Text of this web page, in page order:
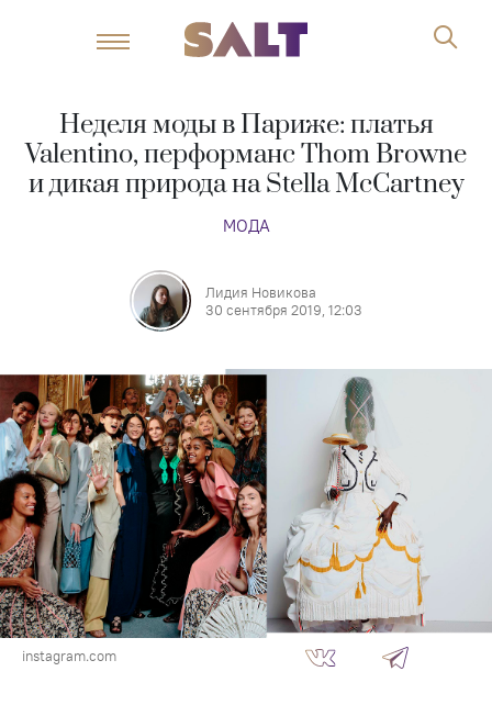
Неделя моды в Париже: платья
Valentino, перформанс Thom Browne
и дикая природа на Stella McCartney
МОДА
Лидия Новикова
30 сентября 2019, 12:03
instagram.com